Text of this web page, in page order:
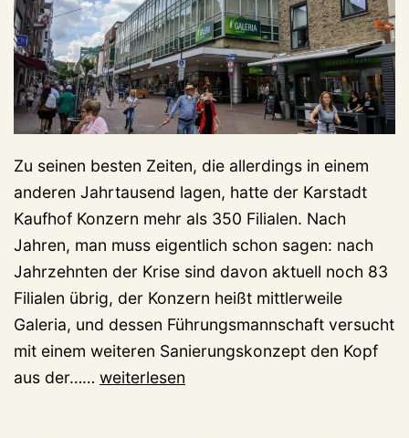
Zu seinen besten Zeiten, die allerdings in einem
anderen Jahrtausend lagen, hatte der Karstadt
Kaufhof Konzern mehr als 350 Filialen. Nach
Jahren, man muss eigentlich schon sagen: nach
Jahrzehnten der Krise sind davon aktuell noch 83
Filialen übrig, der Konzern heißt mittlerweile
Galeria, und dessen Führungsmannschaft versucht
mit einem weiteren Sanierungskonzept den Kopf
aus der…… Müssen
weiterlesen